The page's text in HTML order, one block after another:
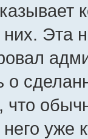
Эта
о
уже